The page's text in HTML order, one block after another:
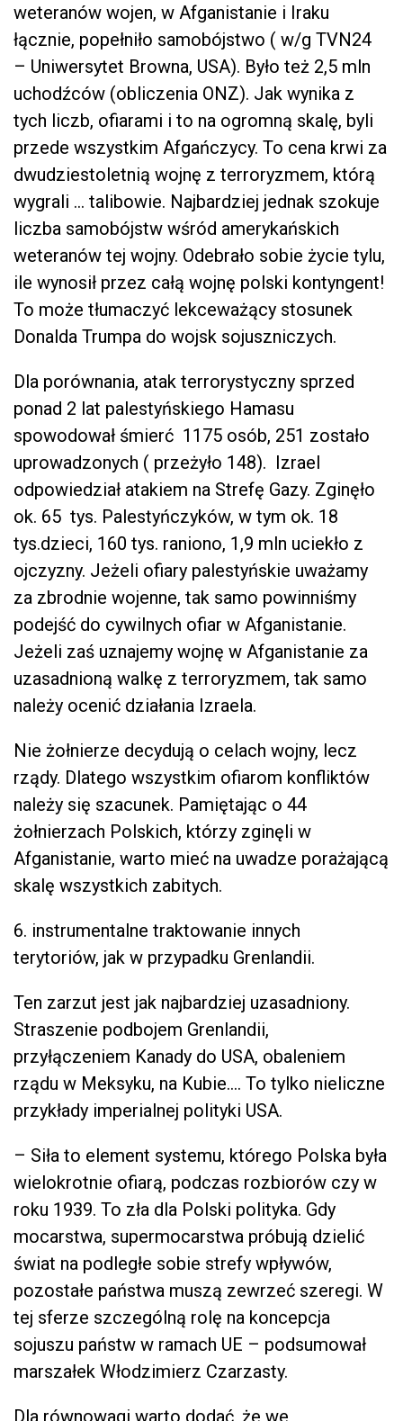
weteranów wojen, w Afganistanie i Iraku
łącznie, popełniło samobójstwo ( w/g TVN24
– Uniwersytet Browna, USA). Było też 2,5 mln
uchodźców (obliczenia ONZ). Jak wynika z
tych liczb, ofiarami i to na ogromną skalę, byli
przede wszystkim Afgańczycy. To cena krwi za
dwudziestoletnią wojnę z terroryzmem, którą
wygrali … talibowie. Najbardziej jednak szokuje
liczba samobójstw wśród amerykańskich
weteranów tej wojny. Odebrało sobie życie tylu,
ile wynosił przez całą wojnę polski kontyngent!
To może tłumaczyć lekceważący stosunek
Donalda Trumpa do wojsk sojuszniczych.
Dla porównania, atak terrorystyczny sprzed
ponad 2 lat palestyńskiego Hamasu
spowodował śmierć 1175 osób, 251 zostało
uprowadzonych ( przeżyło 148). Izrael
odpowiedział atakiem na Strefę Gazy. Zginęło
ok. 65 tys. Palestyńczyków, w tym ok. 18
tys.dzieci, 160 tys. raniono, 1,9 mln uciekło z
ojczyzny. Jeżeli ofiary palestyńskie uważamy
za zbrodnie wojenne, tak samo powinniśmy
podejść do cywilnych ofiar w Afganistanie.
Jeżeli zaś uznajemy wojnę w Afganistanie za
uzasadnioną walkę z terroryzmem, tak samo
należy ocenić działania Izraela.
Nie żołnierze decydują o celach wojny, lecz
rządy. Dlatego wszystkim ofiarom konfliktów
należy się szacunek. Pamiętając o 44
żołnierzach Polskich, którzy zginęli w
Afganistanie, warto mieć na uwadze porażającą
skalę wszystkich zabitych.
6. instrumentalne traktowanie innych
terytoriów, jak w przypadku Grenlandii.
Ten zarzut jest jak najbardziej uzasadniony.
Straszenie podbojem Grenlandii,
przyłączeniem Kanady do USA, obaleniem
rządu w Meksyku, na Kubie…. To tylko nieliczne
przykłady imperialnej polityki USA.
– Siła to element systemu, którego Polska była
wielokrotnie ofiarą, podczas rozbiorów czy w
roku 1939. To zła dla Polski polityka. Gdy
mocarstwa, supermocarstwa próbują dzielić
świat na podległe sobie strefy wpływów,
pozostałe państwa muszą zewrzeć szeregi. W
tej sferze szczególną rolę na koncepcja
sojuszu państw w ramach UE – podsumował
marszałek Włodzimierz Czarzasty.
Dla równowagi warto dodać, że we